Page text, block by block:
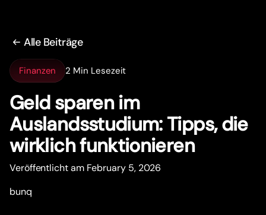
Alle Beiträge
Finanzen 2 Min Lesezeit
Geld sparen im
Auslandsstudium: Tipps, die
wirklich funktionieren
Veröffentlicht am February 5, 2026
bunq